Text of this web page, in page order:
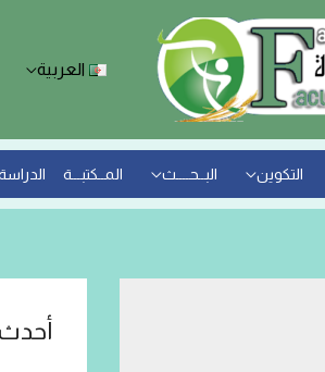
العربية
التكوين البــحــــث المــكتبـــة
أحدث